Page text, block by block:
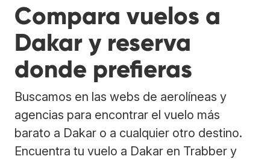
Compara vuelos a
Dakar y reserva
donde prefieras
Buscamos en las webs de aerolíneas y
agencias para encontrar el vuelo más
barato a Dakar o a cualquier otro destino.
Encuentra tu vuelo a Dakar en Trabber y